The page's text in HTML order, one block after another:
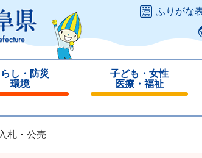
ふりがな
らし・防災
環境
子ども・女性
医療・福祉
じ
入札・公売